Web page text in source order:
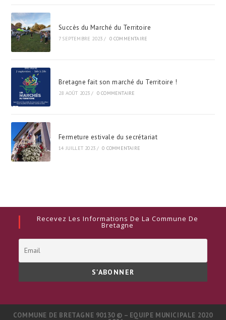
Succès du Marché du Territoire
7 SEPTEMBRE 2023 / 0 COMMENTAIRE
Bretagne fait son marché du Territoire !
28 AOÛT 2023 / 0 COMMENTAIRE
Fermeture estivale du secrétariat
14 JUILLET 2023 / 0 COMMENTAIRE
Recevez Les Informations De La Commune De
Bretagne
COMMUNE DE BRETAGNE 90130 © – EQUIPE MUNICIPALE 2020